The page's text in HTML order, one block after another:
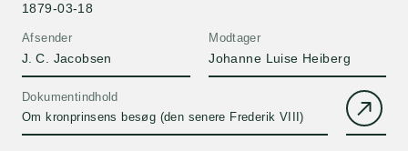
Afsender
J. C. Jacobsen
1879-03-18
Modtager
Johanne Luise Heiberg
Dokumentindhold
Om kronprinsens besøg (den senere Frederik VIII)